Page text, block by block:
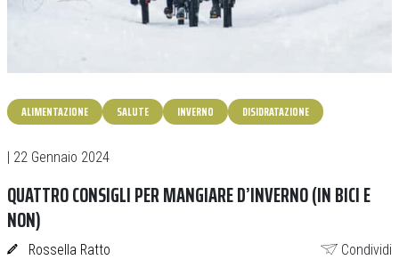
ALIMENTAZIONE SALUTE INVERNO DISIDRATAZIONE
| 22 Gennaio 2024
QUATTRO CONSIGLI PER MANGIARE D’INVERNO (IN BICI E
NON)
Rossella Ratto Condividi